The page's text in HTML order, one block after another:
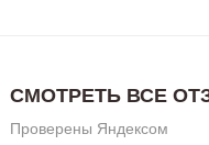
СМОТРЕТЬ ВСЕ
Проверены Яндексом